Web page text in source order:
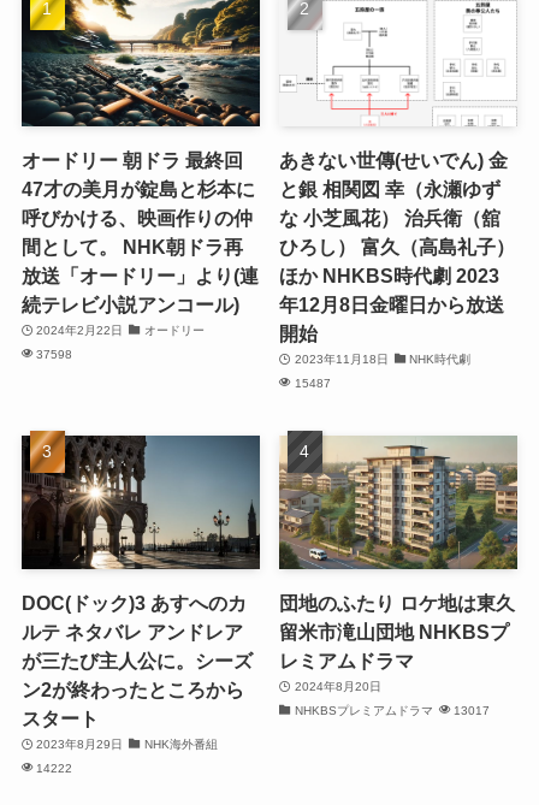
オードリー 朝ドラ 最終回
47才の美月が錠島と杉本に
呼びかける、映画作りの仲
間として。 NHK朝ドラ再
放送「オードリー」より(連
続テレビ小説アンコール)
2024年2月22日
オードリー
37598
あきない世傳(せいでん) 金
と銀 相関図 幸（永瀬ゆず
な 小芝風花） 治兵衛（舘
ひろし） 富久（高島礼子）
ほか NHKBS時代劇 2023
年12月8日金曜日から放送
開始
2023年11月18日
NHK時代劇
15487
DOC(ドック)3 あすへのカ
ルテ ネタバレ アンドレア
が三たび主人公に。シーズ
ン2が終わったところから
スタート
2023年8月29日
NHK海外番組
14222
団地のふたり ロケ地は東久
留米市滝山団地 NHKBSプ
レミアムドラマ
2024年8月20日
NHKBSプレミアムドラマ
13017